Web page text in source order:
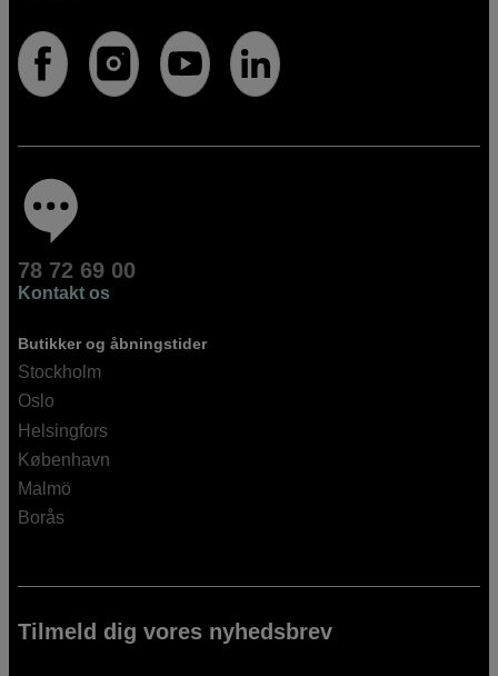
78 72 69 00
Kontakt os
Butikker og åbningstider
Stockholm
Oslo
Helsingfors
København
Malmö
Borås
Tilmeld dig vores nyhedsbrev